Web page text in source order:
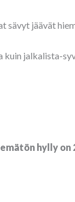
sävyt jäävät
kuin
hylly on